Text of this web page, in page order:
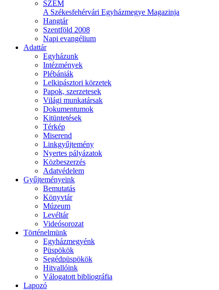
SZEM
A Székesfehérvári Egyházmegye Magazinja
Hangtár
Szentföld 2008
Napi evangélium
Adattár
Egyházunk
Intézmények
Plébániák
Lelkipásztori körzetek
Papok, szerzetesek
Világi munkatársak
Dokumentumok
Kitüntetések
Térkép
Miserend
Linkgyűjtemény
Nyertes pályázatok
Közbeszerzés
Adatvédelem
Gyűjteményeink
Bemutatás
Könyvtár
Múzeum
Levéltár
Videósorozat
Történelmünk
Egyházmegyénk
Püspökök
Segédpüspökök
Hitvallóink
Válogatott bibliográfia
Lapozó